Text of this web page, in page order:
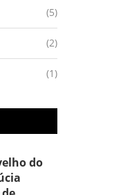
(5)
(2)
(1)
do